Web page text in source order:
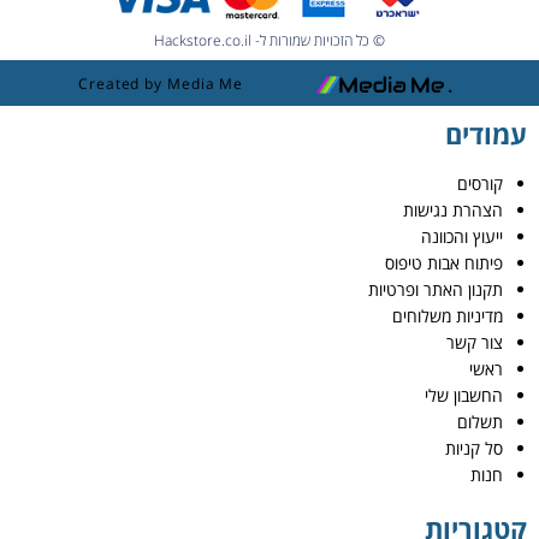
© כל הזכויות שמורות ל- Hackstore.co.il
Created by Media Me
עמודים
קורסים
הצהרת נגישות
ייעוץ והכוונה
פיתוח אבות טיפוס
תקנון האתר ופרטיות
מדיניות משלוחים
צור קשר
ראשי
החשבון שלי
תשלום
סל קניות
חנות
קטגוריות